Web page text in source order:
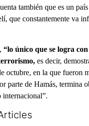
también que es un
que constantemente va
“lo único que se logra
es decir,
octubre, en la que fueron
parte de Hamás, termina
internacional”.